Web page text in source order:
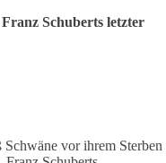
Schuberts letzter
vor ihrem Sterben